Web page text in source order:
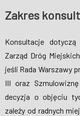
Zakres
Konsultacje
Zarząd Dróg
jeśli Rada Warszawy
III oraz
decyzja o objęciu
zależy od radnych